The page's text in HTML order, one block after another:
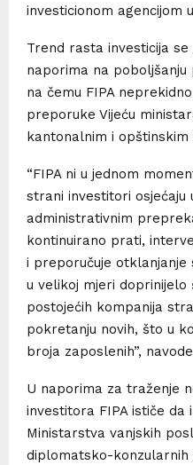
investicionom agencijom
Trend rasta investicija se
naporima na poboljšanju
na čemu FIPA
preporuke Vijeću
kantonalnim i opštinskim
“FIPA ni u jednom
strani investitori osjećaju
administrativnim
kontinuirano prati,
i preporučuje otklanjanje
u velikoj mjeri doprinijelo
postojećih kompanija
pokretanju novih, što u
broja zaposlenih”,
U naporima za traženje
investitora FIPA ističe da
Ministarstva vanjskih
diplomatsko-konzularnih